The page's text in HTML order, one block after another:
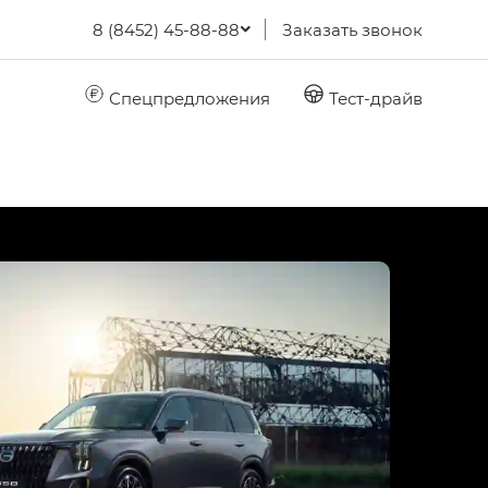
8 (8452) 45-88-88 Заказать звонок
Спецпредложения Тест-драйв